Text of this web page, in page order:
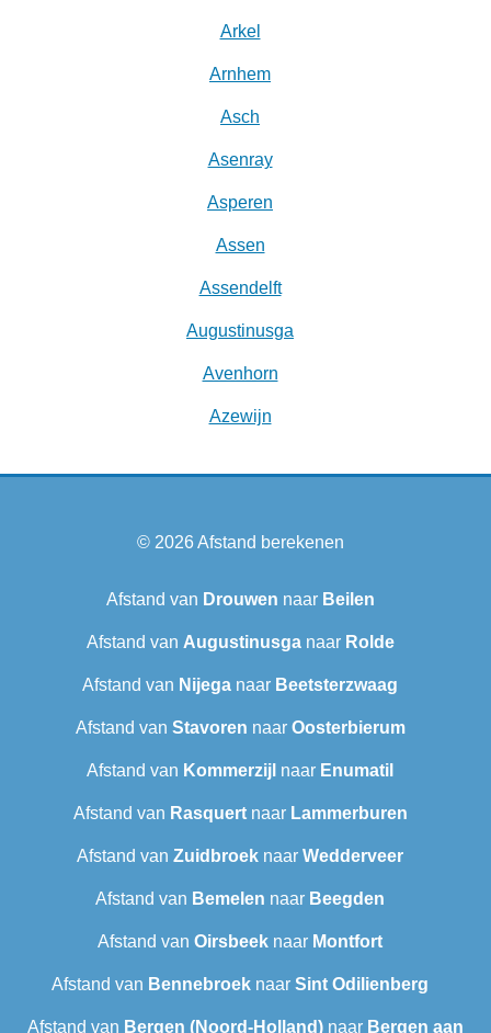
Arkel
Arnhem
Asch
Asenray
Asperen
Assen
Assendelft
Augustinusga
Avenhorn
Azewijn
© 2026Afstand berekenen
Afstand van Drouwen naar Beilen
Afstand van Augustinusganaar Rolde
Afstand van Nijega naar Beetsterzwaag
Afstand van Stavoren naar Oosterbierum
Afstand van Kommerzijl naar Enumatil
Afstand van Rasquertnaar Lammerburen
Afstand van Zuidbroek naar Wedderveer
Afstand van Bemelen naar Beegden
Afstand van Oirsbeek naar Montfort
Afstand van Bennebroek naar Sint Odilienberg
Afstand van Bergen (Noord-Holland) naar Bergen aan